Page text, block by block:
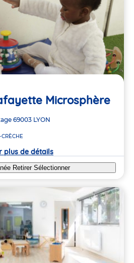
Microsphère
69003 LYON
plus de détails
Retirer Sélectionner